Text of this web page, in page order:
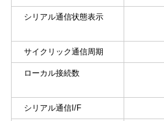
シリアル通信状態表示
サイクリック通信周期
ローカル接続数
シリアル通信I/F